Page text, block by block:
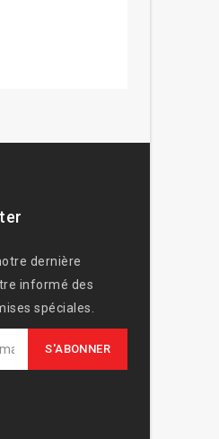
dernière
informé des
spéciales.